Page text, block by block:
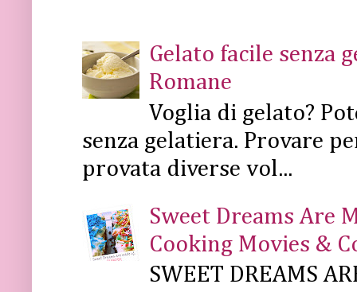
Gelato facile senza
Romane
Voglia di gelato?
senza gelatiera. Provare
provata diverse vol...
Sweet Dreams Are
Cooking Movies &
SWEET DREAMS